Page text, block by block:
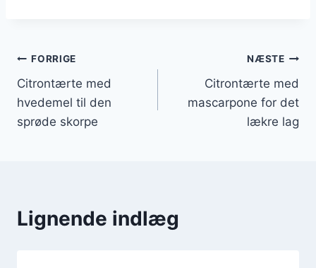
Indlægsnavigation
FORRIGE
Citrontærte med
hvedemel til den
sprøde skorpe
NÆSTE
Citrontærte med
mascarpone for det
lækre lag
Lignende indlæg